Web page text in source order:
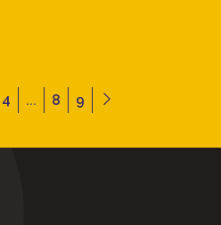
4 ... 8 9